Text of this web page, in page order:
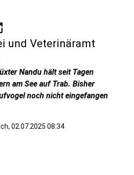
und Veterinäramt
Nandu hält seit Tagen
am See auf Trab. Bisher
noch nicht eingefangen
02.07.2025 08:34